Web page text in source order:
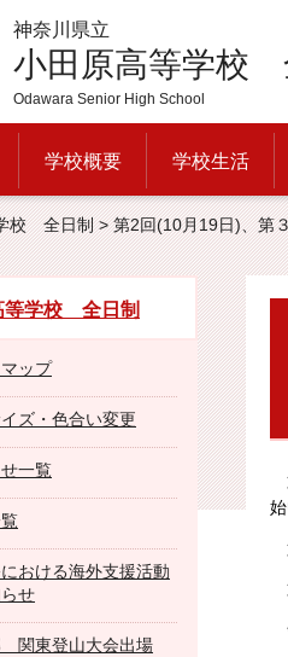
神奈川県立
小田原高等学校
Odawara Senior High School
学校概要 学校生活
校 全日制> 第2回(10月19日)、第
等学校 全日制
ップ
ズ・色合い変更
一覧
おける海外支援活動
せ
関東登山大会出場